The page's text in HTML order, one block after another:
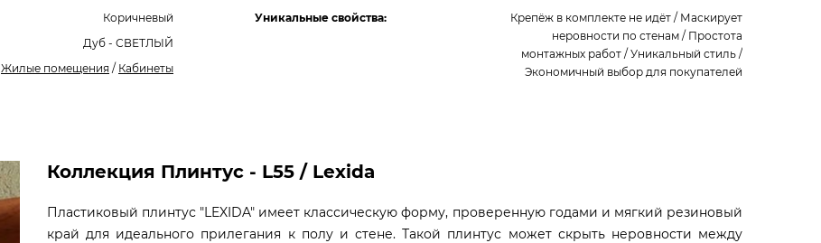
Коричневый
Дуб - СВЕТЛЫЙ
Жилые помещения / Кабинеты
Уникальные свойства:
Крепёж в комплекте не идёт / Маскирует
неровности по стенам / Простота
монтажных работ / Уникальный стиль /
Экономичный выбор для покупателей
Коллекция Плинтус - L55 / Lexida
Пластиковый плинтус "LEXIDA" имеет классическую форму, проверенную годами и мягкий резиновый
край для идеального прилегания к полу и стене. Такой плинтус может скрыть неровности между